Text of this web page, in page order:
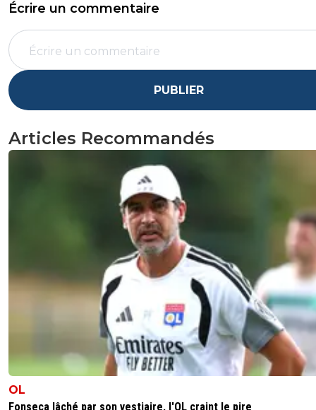
Écrire un commentaire
PUBLIER
Articles Recommandés
OL
Fonseca lâché par son vestiaire, l'OL craint le pire